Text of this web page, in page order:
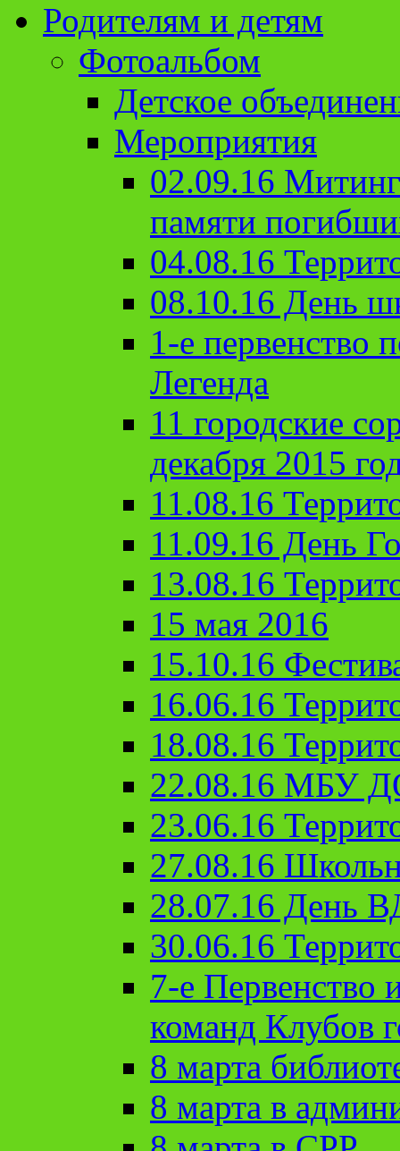
Родителям и детям
Фотоальбом
Детское
Мероприятия
02.09.16
памяти
04.08.16
08.10.16 День
1-е первенство
Легенда
11 городские
декабря 2015
11.08.16
11.09.16 День
13.08.16
15 мая 2016
15.10.16
16.06.16
18.08.16
22.08.16 МБУ
23.06.16
27.08.16
28.07.16 День
30.06.16
7-е Первенство
команд Клубов
8 марта
8 марта в